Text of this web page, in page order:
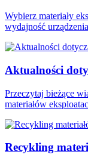
Wybierz materiały
wydajność urządzenia
Aktualności
Przeczytaj bieżące
materiałów
Recykling